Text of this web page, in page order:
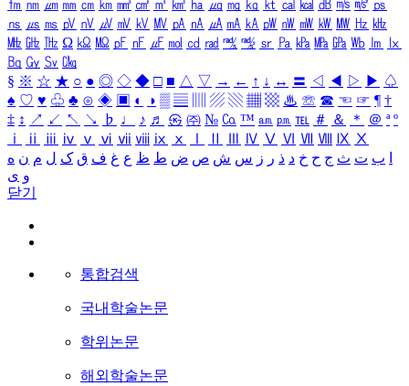
㎙ ㎚ ㎛ ㎜ ㎝ ㎞ ㎟ ㎠ ㎡ ㎢ ㏊ ㎍ ㎎ ㎏ ㏏ ㎈ ㎉ ㏈ ㎧ ㎨ ㎰
㎱ ㎲ ㎳ ㎴ ㎵ ㎶ ㎷ ㎸ ㎹ ㎀ ㎁ ㎂ ㎃ ㎄ ㎺ ㎻ ㎽ ㎾ ㎿ ㎐ ㎑
㎒ ㎓ ㎔ Ω ㏀ ㏁ ㎊ ㎋ ㎌ ㏖ ㏅ ㎭ ㎮ ㎯ ㏛ ㎩ ㎪ ㎫ ㎬ ㏝ ㏐
㏓
㏃ ㏉ ㏜ ㏆
§ ※ ☆ ★ ○ ● ◎ ◇ ◆ □ ■ △ ▽ → ← ↑ ↓ ↔ 〓 ◁ ◀ ▷ ▶ ♤
♠ ♡ ♥ ♧ ♣ ⊙ ◈ ▣ ◐ ◑ ▒ ▤ ▨ ▧ ▦ ▩ ♨ ☏ ☎ ☜ ☞ ¶ †
‡ ↕ ↗ ↙ ↖ ↘ ♭ ♩ ♪ ♬ ㉿ ㈜ № ㏇ ™ ㏂ ㏘ ℡ ＃ ＆ ＊ ＠ ª º
ⅰ
ⅱ ⅲ ⅳ ⅴ ⅵ ⅶ ⅷ ⅸ ⅹ Ⅳ Ⅴ Ⅵ Ⅶ Ⅷ Ⅸ Ⅹ
ب ت ث ج ح خ د ذ ر ز س ش ص ض ط ظ ع غ ف ق ک ل م ن ه
و ی
닫기
통합검색
국내학술논문
학위논문
해외학술논문